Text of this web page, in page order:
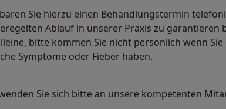
Sie hierzu einen Behandlungstermin
Ablauf in unserer Praxis zu garantieren
bitte kommen Sie nicht persönlich wenn
Symptome oder Fieber haben.
Sie sich bitte an unsere kompetenten